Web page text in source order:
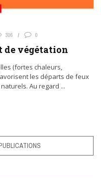
306 0
de végétation
(fortes chaleurs,
les départs de feux
Au regard ...